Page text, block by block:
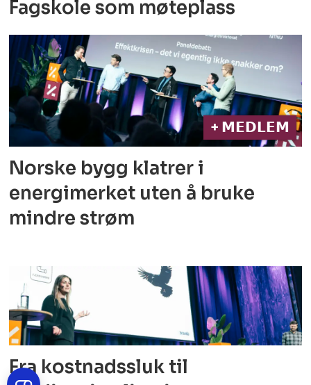
Fagskole som møteplass
+ 𝗠𝗘𝗗𝗟𝗘𝗠
Norske bygg klatrer i
energimerket uten å bruke
mindre strøm
Fra kostnadssluk til